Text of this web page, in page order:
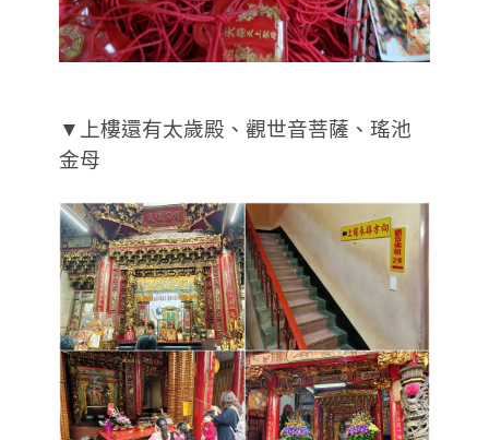
▼上樓還有太歲殿、觀世音菩薩、瑤池
金母